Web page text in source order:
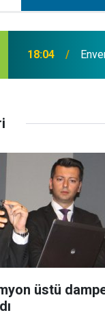
18:04
12:50
üstü